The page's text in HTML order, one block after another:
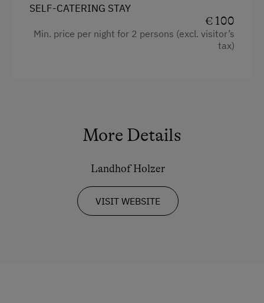
Bedlinen
High speed Internet connection
SELF-CATERING STAY
€ 100
Min. price per night for 2 persons (excl. visitor’s
tax)
More Details
Landhof Holzer
VISIT WEBSITE